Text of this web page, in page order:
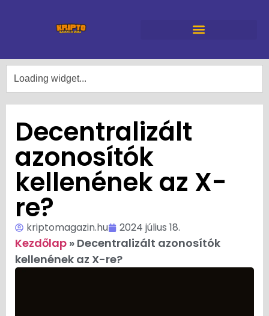
Decentralizált
azonosítók
kellenének az X-
re?
kriptomagazin.hu 2024 július 18.
Kezdőlap » Decentralizált azonosítók
kellenének az X-re?